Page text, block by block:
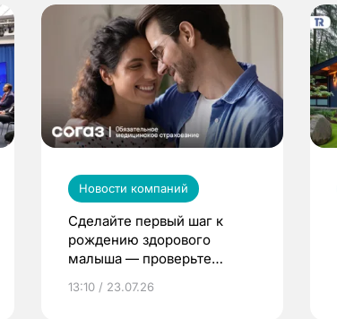
Новости компаний
Сделайте первый шаг к
рождению здорового
малыша — проверьте
по ОМС!
13:10 / 23.07.26